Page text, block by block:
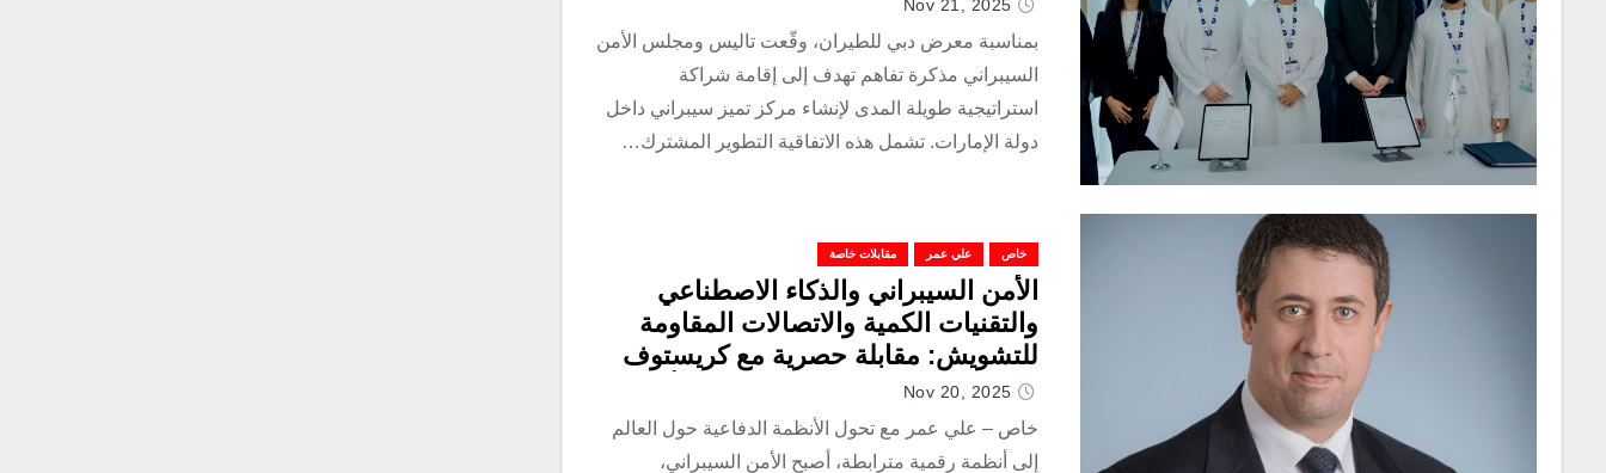
Nov 21, 2025
بمناسبة معرض دبي للطيران، وقّعت تاليس ومجلس الأمن
السيبراني مذكرة تفاهم تهدف إلى إقامة شراكة
استراتيجية طويلة المدى لإنشاء مركز تميز سيبراني داخل
دولة الإمارات. تشمل هذه الاتفاقية التطوير المشترك…
خاص علي عمر مقابلات خاصة
الأمن السيبراني والذكاء الاصطناعي
والتقنيات الكمية والاتصالات المقاومة
للتشويش: مقابلة حصرية مع كريستوف
سالومون، نائب الرئيس التنفيذي لأنظمة
المعلومات والاتصالات الآمنة في شركة
تاليس
Nov 20, 2025
خاص – علي عمر مع تحول الأنظمة الدفاعية حول العالم
إلى أنظمة رقمية مترابطة، أصبح الأمن السيبراني،